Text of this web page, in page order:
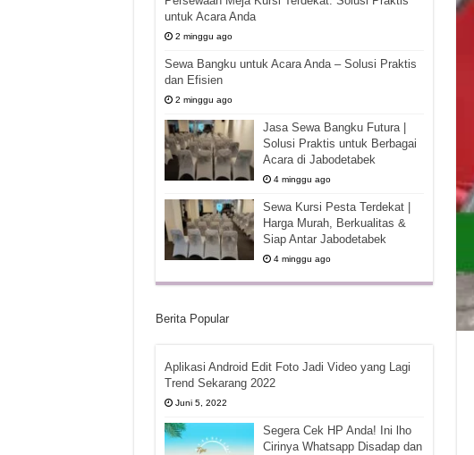
untuk Acara Anda
2 minggu ago
Sewa Bangku untuk Acara Anda – Solusi Praktis
dan Efisien
2 minggu ago
Jasa Sewa Bangku Futura |
Solusi Praktis untuk Berbagai
Acara di Jabodetabek
4 minggu ago
Sewa Kursi Pesta Terdekat |
Harga Murah, Berkualitas &
Siap Antar Jabodetabek
4 minggu ago
Berita Popular
Aplikasi Android Edit Foto Jadi Video yang Lagi
Trend Sekarang 2022
Juni 5, 2022
Segera Cek HP Anda! Ini lho
Cirinya Whatsapp Disadap dan